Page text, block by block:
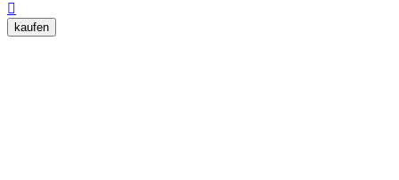

kaufen